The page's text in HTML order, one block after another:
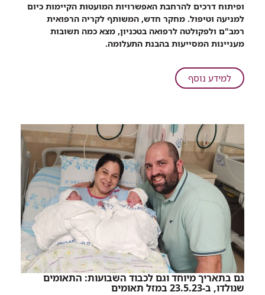
הגורמים
שמעלים
את
הסיכון
רעלת
הריון
תדיר
הגנה
ומגורים
ופיתוח דרכים להרחבת האפשרויות המועטות הקיימות כיום
למניעה וטיפול. מחקר חדש, המשותף לקריה הרפואית
רמב"ם ולפקולטה לרפואה בטכניון, מצא כמה תשובות
מעניינות המסייעות בהבנת התעלומה.
למידע נוסףעל
מחקר
הגורמים
שמעלים
את
הסיכון
לפתח
רעלת
הריון
–
שימוש
בקרם
הגנה
ומגורים
גם בתאריך מיוחד וגם לכבוד השבועות: התאומים
שנולדו, ב-23.5.23 במזל תאומים